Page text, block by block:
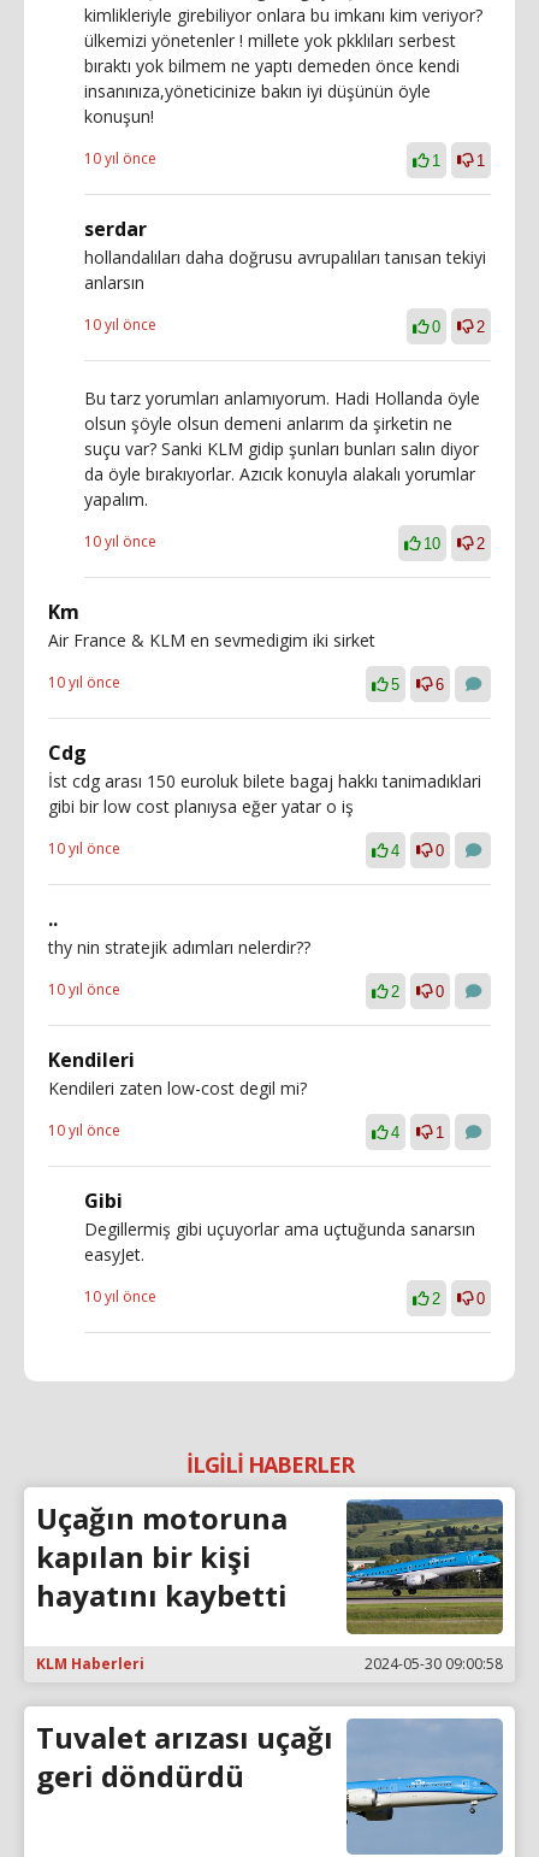
kimlikleriyle girebiliyor onlara bu imkanı kim veriyor?
ülkemizi yönetenler ! millete yok pkklıları serbest
bıraktı yok bilmem ne yaptı demeden önce kendi
insanınıza,yöneticinize bakın iyi düşünün öyle
konuşun!
10 yıl önce 1 1
serdar
hollandalıları daha doğrusu avrupalıları tanısan tekiyi
anlarsın
10 yıl önce 0 2
Bu tarz yorumları anlamıyorum. Hadi Hollanda öyle
olsun şöyle olsun demeni anlarım da şirketin ne
suçu var? Sanki KLM gidip şunları bunları salın diyor
da öyle bırakıyorlar. Azıcık konuyla alakalı yorumlar
yapalım.
10 yıl önce 10 2
Km
Air France & KLM en sevmedigim iki sirket
10 yıl önce 5 6
Cdg
İst cdg arası 150 euroluk bilete bagaj hakkı tanimadıklari
gibi bir low cost planıysa eğer yatar o iş
10 yıl önce 4 0
..
thy nin stratejik adımları nelerdir??
10 yıl önce 2 0
Kendileri
Kendileri zaten low-cost degil mi?
10 yıl önce 4 1
Gibi
Degillermiş gibi uçuyorlar ama uçtuğunda sanarsın
easyJet.
10 yıl önce 2 0
İLGİLİ HABERLER
Uçağın motoruna
kapılan bir kişi
hayatını kaybetti
KLM Haberleri 2024-05-30 09:00:58
Tuvalet arızası uçağı
geri döndürdü